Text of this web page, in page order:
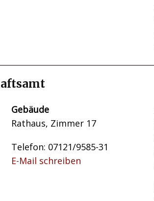
Gebäude
Rathaus, Zimmer 17
Telefon: 07121/9585-31
E-Mail schreiben